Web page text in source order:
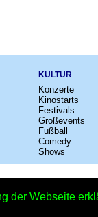
der Webseite
KULTUR
Konzerte
Kinostarts
Festivals
Großevents
Fußball
Comedy
Shows
2027 - 30.01.2027